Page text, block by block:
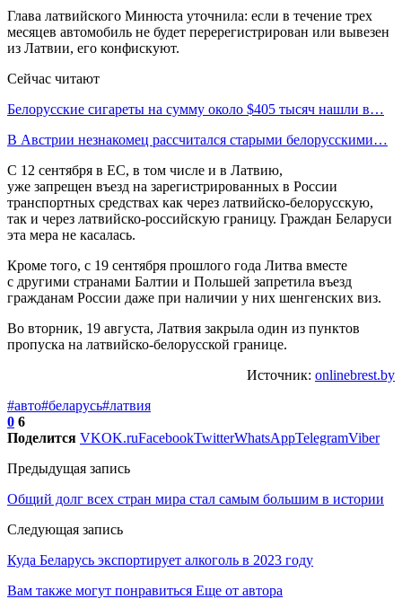
Глава латвийского Минюста уточнила: если в течение трех
месяцев автомобиль не будет перерегистрирован или вывезен
из Латвии, его конфискуют.
Сейчас читают
Белорусские сигареты на сумму около $405 тысяч нашли в…
В Австрии незнакомец рассчитался старыми белорусскими…
С 12 сентября в ЕС, в том числе и в Латвию,
уже запрещен въезд на зарегистрированных в России
транспортных средствах как через латвийско-белорусскую,
так и через латвийско-российскую границу. Граждан Беларуси
эта мера не касалась.
Кроме того, с 19 сентября прошлого года Литва вместе
с другими странами Балтии и Польшей запретила въезд
гражданам России даже при наличии у них шенгенских виз.
Во вторник, 19 августа, Латвия закрыла один из пунктов
пропуска на латвийско-белорусской границе.
Источник: onlinebrest.by
#авто#беларусь#латвия
0 6
Поделится VKOK.ruFacebookTwitterWhatsAppTelegramViber
Предыдущая запись
Общий долг всех стран мира стал самым большим в истории
Следующая запись
Куда Беларусь экспортирует алкоголь в 2023 году
Вам также могут понравиться Еще от автора